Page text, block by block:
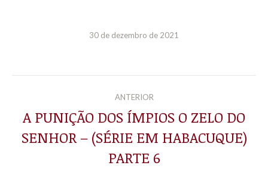
30 de dezembro de 2021
NAVEGAÇÃO
DE
POST:
ANTERIOR
Post
anterior:
A PUNIÇÃO DOS ÍMPIOS O ZELO DO
SENHOR – (SÉRIE EM HABACUQUE)
PARTE 6